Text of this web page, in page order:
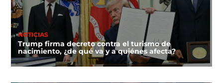
NOTICIAS
Trump firma decreto contra el turismo de
nacimiento, ¿de qué va y a quiénes afecta?